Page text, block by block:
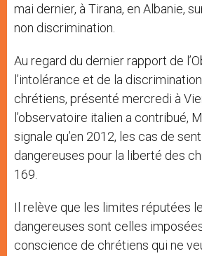
mai dernier, à Tirana, en Albanie,
non discrimination.
Au regard du dernier rapport de
l’intolérance et de la
chrétiens, présenté mercredi à
l’observatoire italien a contribué,
signale qu’en 2012, les cas de
dangereuses pour la liberté des
169.
Il relève que les limites réputées
dangereuses sont celles
conscience de chrétiens qui ne